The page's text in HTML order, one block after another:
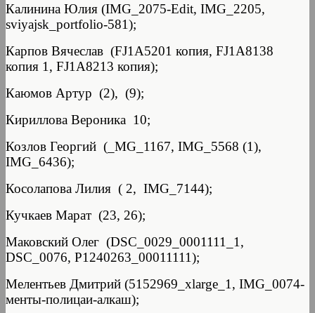
Калинина Юлия (IMG_2075-Edit, IMG_2205,
sviyajsk_portfolio-581);
Карпов Вячеслав (FJ1A5201 копия, FJ1A8138
копия 1, FJ1A8213 копия);
Каюмов Артур (2), (9);
Кириллова Вероника 10;
Козлов Георгий (_MG_1167, IMG_5568 (1),
IMG_6436);
Косолапова Лилия ( 2, IMG_7144);
Кучкаев Марат (23, 26);
Маковский Олег (DSC_0029_0001111_1,
DSC_0076, P1240263_00011111);
Мелентьев Дмитрий (5152969_xlarge_1, IMG_0074-
менты-полицаи-алкаш);